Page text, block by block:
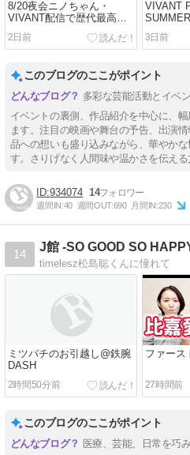
8/20夜会ニノちゃん・
VIVANT配信で歴代最高記
録ほか
2日前
VIVANT
演・JCB
BAKUNE
3日前
このブログのここがポイント
多彩な芸能活動とイベ
イベントの裏側、作品紹介を中心に、
ます。注目の映画や舞台の予告、出演
品への想いも盛り込みながら、華やか
す。さりげなく人間味や温かさを伝える
934074 14
週間IN:40 週間OUT:690 月間IN:230
14
J館 -SO GOOD SO
timelesz松島聡くんに憧れて
ミツバチのお引越し@鉄腕
DASH
2時間50分前
ファース
27時間前
このブログのここがポイント
医療、芸能、日常を巧